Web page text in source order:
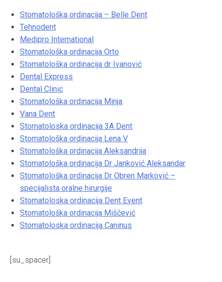
Stomatološka ordinacija – Belle Dent
Tehnodent
Medipro International
Stomatološka ordinacija Orto
Stomatološka ordinacija dr Ivanović
Dental Express
Dental Clinic
Stomatološka ordinacija Minja
Vana Dent
Stomatoloska ordinacija 3A Dent
Stomatološka ordinacija Lena V
Stomatološka ordinacija Aleksandrija
Stomatološka ordinacija Dr Janković Aleksandar
Stomatološka ordinacija Dr Obren Marković –
specijalista oralne hirurgije
Stomatoloska ordinacija Dent Event
Stomatološka ordinacija Miščević
Stomatoloska ordinacija Caninus
[su_spacer]